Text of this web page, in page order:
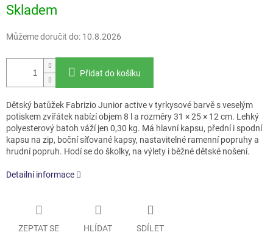
cena:
Skladem
Můžeme doručit do: 10.8.2026
Přidat do košíku
Dětský batůžek Fabrizio Junior active v tyrkysové barvě s veselým
potiskem zvířátek nabízí objem 8 l a rozměry 31 × 25 × 12 cm. Lehký
polyesterový batoh váží jen 0,30 kg. Má hlavní kapsu, přední i spodní
kapsu na zip, boční síťované kapsy, nastavitelné ramenní popruhy a
hrudní popruh. Hodí se do školky, na výlety i běžné dětské nošení.
Detailní informace
ZEPTAT SE HLÍDAT SDÍLET